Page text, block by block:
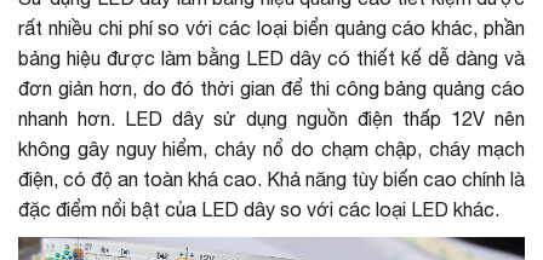
rất nhiều chi phí so với các loại biển quảng cáo khác, phần
bảng hiệu được làm bằng LED dây có thiết kế dễ dàng và
đơn giản hơn, do đó thời gian để thi công bảng quảng cáo
nhanh hơn. LED dây sử dụng nguồn điện thấp 12V nên
không gây nguy hiểm, cháy nổ do chạm chập, cháy mạch
điện, có độ an toàn khá cao. Khả năng tùy biến cao chính là
đặc điểm nổi bật của LED dây so với các loại LED khác.